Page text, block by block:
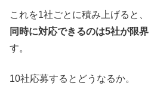
これを1社ごとに積み上げると、
同時に対応できるのは5社が限界
す。
10社応募するとどうなるか。